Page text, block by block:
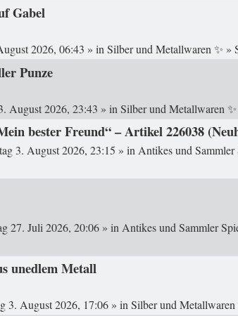
Gabel
2026, 06:43 » in Silber und Metallwaren ✨ »
Punze
August 2026, 23:43 » in Silber und Metallwaren ✨
bester Freund“ – Artikel 226038
3. August 2026, 23:15 » inAntikes und
27. Juli 2026, 20:06 » in Antikes und Sammler
unedlem Metall
3. August 2026, 17:06 » in Silber und Metallwaren